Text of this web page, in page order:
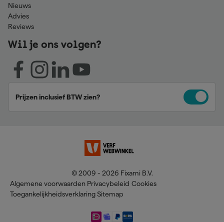
Nieuws
Advies
Reviews
Wil je ons volgen?
Prijzen inclusief BTW zien?
© 2009 - 2026 Fixami B.V.
Algemene voorwaarden Privacybeleid Cookies
Toegankelijkheidsverklaring Sitemap